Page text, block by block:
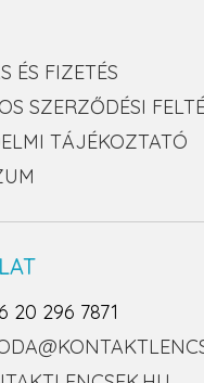
ÉS FIZETÉS
SZERZŐDÉSI
TÁJÉKOZTATÓ
20 296 7871